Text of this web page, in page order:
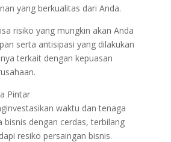
yang berkualitas dari Anda.
risiko yang mungkin akan Anda
serta antisipasi yang dilakukan
terkait dengan kepuasan
Pintar
waktu dan tenaga
bisnis dengan cerdas, terbilang
resiko persaingan bisnis.